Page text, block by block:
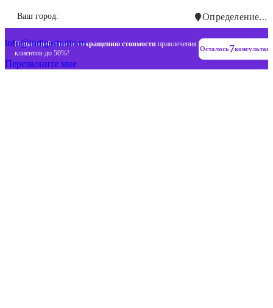
Ваш город: Определение...
Пошаговый план посокращению стоимости привлечения
клиентов до 50%!
Осталось7
+7 (993) 477-18-57
info@indigastudio.ru
Перезвоните мне